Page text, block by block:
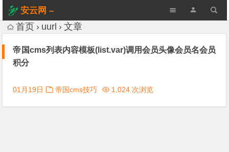
安云网 –
AnYun.ORG
首页 uurl 文章
帝国cms列表内容模板(list.var)调用会员头像会员名会员
积分
01月19日 帝国cms技巧 1,024 次浏览